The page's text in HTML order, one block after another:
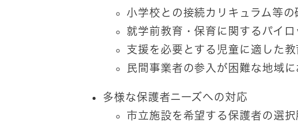
小学校との接続カリキュラム等
就学前教育・保育に関するパイ
支援を必要とする児童に適した
民間事業者の参入が困難な地域
多様な保護者ニーズへの対応
市立施設を希望する保護者の選択